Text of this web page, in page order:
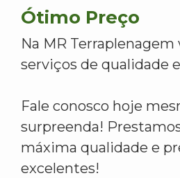
Ótimo Preço
Na MR
serviços de qualidade
Fale conosco hoje
surpreenda!
máxima qualidade e
excelentes!